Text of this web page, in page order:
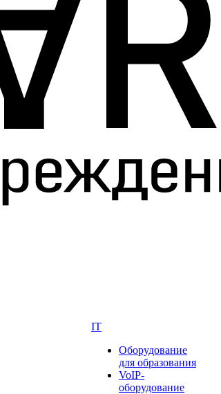
IT
Оборудование
для образования
VoIP-
оборудование